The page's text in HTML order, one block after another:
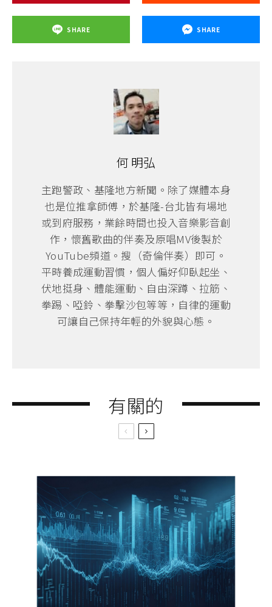
SHARE SHARE
何 明弘
主跑警政、基隆地方新聞。除了媒體本身
也是位推拿師傅，於基隆-台北皆有場地
或到府服務，業餘時間也投入音樂影音創
作，懷舊歌曲的伴奏及原唱MV後製於
YouTube頻道。搜（奇倫伴奏）即可。
平時養成運動習慣，個人偏好仰臥起坐、
伏地挺身、體能運動、自由深蹲、拉筋、
拳踢、啞鈴、拳擊沙包等等，自律的運動
可讓自己保持年輕的外貌與心態。
有關的